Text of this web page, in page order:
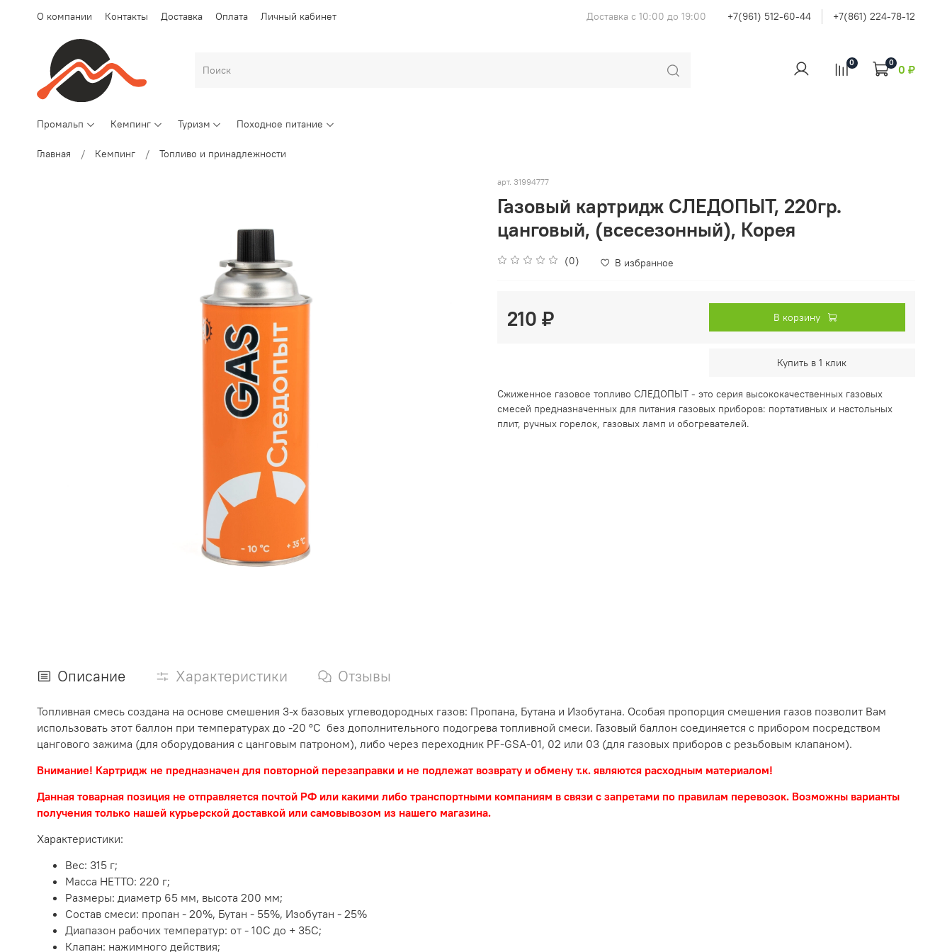
О компании Контакты Доставка Оплата Личный кабинет Доставка с 10:00 до 19:00 +7(961) 512-60-44 +7(861) 224-78-12
0 0 0 ₽
Промальп Кемпинг Туризм Походное питание
Главная Кемпинг Топливо и принадлежности
арт. 31994777
Газовый картридж СЛЕДОПЫТ, 220гр.
цанговый, (всесезонный), Корея
(0) В избранное
210 ₽ В корзину
Купить в 1 клик
Сжиженное газовое топливо СЛЕДОПЫТ - это серия высококачественных газовых
смесей предназначенных для питания газовых приборов: портативных и настольных
плит, ручных горелок, газовых ламп и обогревателей.
Описание Характеристики Отзывы
Топливная смесь создана на основе смешения 3-х базовых углеводородных газов: Пропана, Бутана и Изобутана. Особая пропорция смешения газов позволит Вам
использовать этот баллон при температурах до -20 °С без дополнительного подогрева топливной смеси. Газовый баллон соединяется с прибором посредством
цангового зажима (для оборудования с цанговым патроном), либо через переходник PF-GSA-01, 02 или 03 (для газовых приборов с резьбовым клапаном).
Внимание! Картридж не предназначен для повторной перезаправки и не подлежат возврату и обмену т.к. являются расходным материалом!
Данная товарная позиция не отправляется почтой РФ или какими либо транспортными компаниям в связи с запретами по правилам перевозок. Возможны варианты
получения только нашей курьерской доставкой или самовывозом из нашего магазина.
Характеристики:
Вес: 315 г;
Масса НЕТТО: 220 г;
Размеры: диаметр 65 мм, высота 200 мм;
Состав смеси: пропан - 20%, Бутан - 55%, Изобутан - 25%
Диапазон рабочих температур: от - 10С до + 35С;
Клапан: нажимного действия;